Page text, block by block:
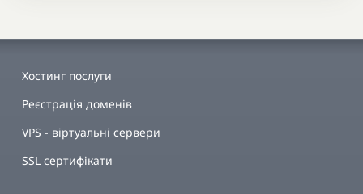
Хостинг послуги
Реєстрація доменів
VPS - віртуальні сервери
SSL сертифікати